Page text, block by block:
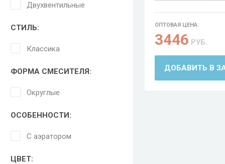
Двухвентильные
СТИЛЬ:
Классика
ФОРМА СМЕСИТЕЛЯ:
Округлые
ОСОБЕННОСТИ:
С аэратором
ЦВЕТ:
ОПТОВАЯ ЦЕНА:
3446 РУБ.
ДОБАВИТЬ В